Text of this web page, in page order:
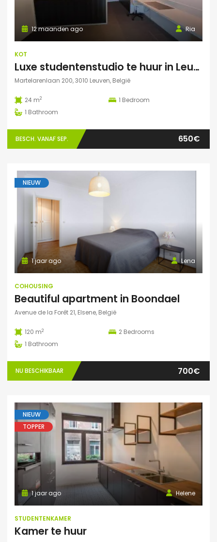
Ria
12 maanden ago
KOT
Luxe studentenstudio te huur in Leuven
Martelarenlaan 200, 3010 Leuven, België
24 m2 1 Bedroom
1 Bathroom
BESCH. VANAF SEP. 650€
NIEUW
Lena
1 jaar ago
COHOUSING
Beautiful apartment in Boondael
Avenue de la Forêt 21, Elsene, België
120 m2 2 Bedrooms
1 Bathroom
NU BESCHIKBAAR 700€
NIEUW
TOPPER
Helene
1 jaar ago
STUDENTENKAMER
Kamer te huur